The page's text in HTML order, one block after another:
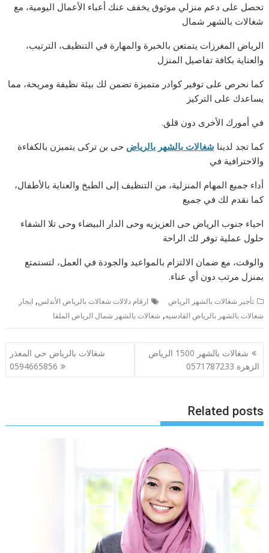
تحصل على دعم منزلي موثوق يخفف عنك أعباء الأعمال اليومية، مع
شغالات بالشهر شمال
الرياض المغرزات يتمتعن بالخبرة والمهارة في التنظيف، الترتيب،
والعناية بكافة تفاصيل المنزل
كما نحرص على توفير كوادر متميزة تضمن لك بيئة نظيفة ومريحة، مما
يساعدك على التركيز
في أمورك الأخرى دون قلق.
كما تجد لدينا شغالات بالشهر بالرياض حى بن تركى يتميزن بالكفاءة
والاحترافية في
أداء جميع المهام المنزلية، من التنظيف إلى الطبخ والعناية بالأطفال،
كما نقدم لك في جميع
احياء جنوب الرياض حى العزيزيه وحى الدار البيضاء وحى تلا الشفاء
حلول عملية توفر لك الراحة
والوقت، مع ضمان الالتزام بالمواعيد والجودة في العمل، لتستمتع
بمنزل مرتب دون أي عناء.
تأجير شغالات بالشهر الرياض ارقام دلالات شغالات بالرياض الأندلس,ايجار
شغالات بالشهر بالرياض القادسيه, شغالات بالشهر شمال الرياض الملقا
تصفّح
المقالات
شغالات بالشهر 1500 الرياض
الزهرة 0571787233
شغالات بالرياض حي المعذر
0594665856
Related posts